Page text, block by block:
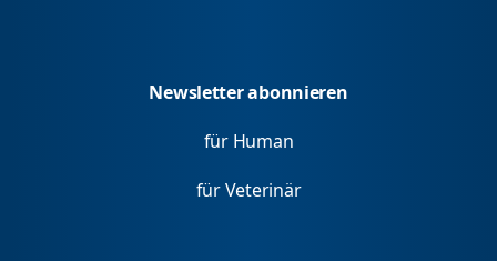
Newsletter abonnieren
für Human
für Veterinär